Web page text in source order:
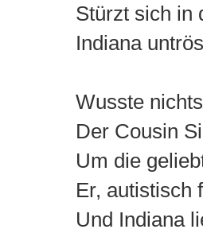
Stürzt sich in
Indiana
Wusste
Der Cousin
Um die
Er, autistisch
Und Indiana